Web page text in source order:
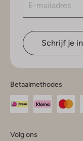
Schrijf je in
Betaalmethodes
Volg ons